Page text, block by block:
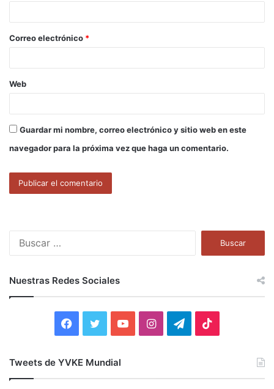
*
Correo electrónico *
Web
Guardar mi nombre, correo electrónico y sitio web en este
navegador para la próxima vez que haga un comentario.
:
Nuestras Redes Sociales
I
Tweets de YVKE Mundial